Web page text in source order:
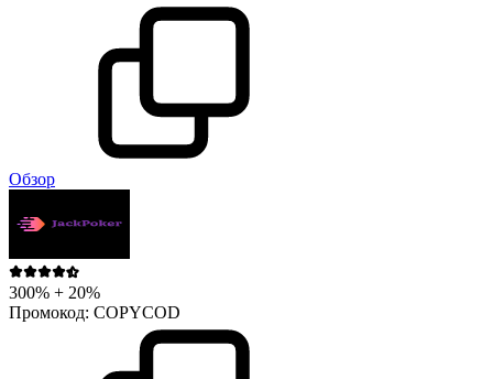
Обзор
300% + 20%
Промокод: COPYCOD